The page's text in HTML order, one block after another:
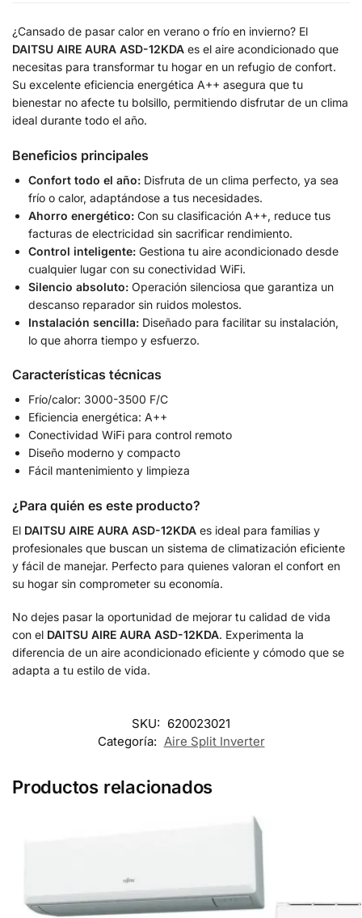
¿Cansado de pasar calor en verano o frío en invierno? El
DAITSU AIRE AURA ASD-12KDA es el aire acondicionado que
necesitas para transformar tu hogar en un refugio de confort.
Su excelente eficiencia energética A++ asegura que tu
bienestar no afecte tu bolsillo, permitiendo disfrutar de un clima
ideal durante todo el año.
Beneficios principales
Confort todo el año: Disfruta de un clima perfecto, ya sea
frío o calor, adaptándose a tus necesidades.
Ahorro energético: Con su clasificación A++, reduce tus
facturas de electricidad sin sacrificar rendimiento.
Control inteligente: Gestiona tu aire acondicionado desde
cualquier lugar con su conectividad WiFi.
Silencio absoluto: Operación silenciosa que garantiza un
descanso reparador sin ruidos molestos.
Instalación sencilla: Diseñado para facilitar su instalación,
lo que ahorra tiempo y esfuerzo.
Características técnicas
Frío/calor: 3000-3500 F/C
Eficiencia energética: A++
Conectividad WiFi para control remoto
Diseño moderno y compacto
Fácil mantenimiento y limpieza
¿Para quién es este producto?
El DAITSU AIRE AURA ASD-12KDA es ideal para familias y
profesionales que buscan un sistema de climatización eficiente
y fácil de manejar. Perfecto para quienes valoran el confort en
su hogar sin comprometer su economía.
No dejes pasar la oportunidad de mejorar tu calidad de vida
con el DAITSU AIRE AURA ASD-12KDA. Experimenta la
diferencia de un aire acondicionado eficiente y cómodo que se
adapta a tu estilo de vida.
SKU: 620023021
Categoría: Aire Split Inverter
Productos relacionados